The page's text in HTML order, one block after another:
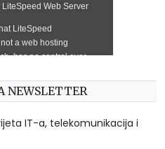
NEWSLETTER
IT-a, telekomunikacija i